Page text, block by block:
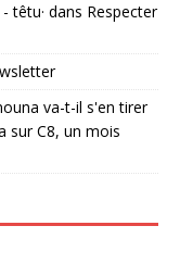
têtu· dans Respecter
va-t-il s'en tirer
sur C8, un mois